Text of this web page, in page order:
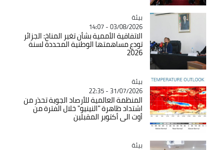
Catégorie
بيئة
03/08/2026 - 14:07
الاتفاقية الأممية بشأن تغير المناخ: الجزائر
تودع مساهمتها الوطنية المحددة لسنة
2026
Catégorie
بيئة
31/07/2026 - 22:35
المنظمة العالمية للأرصاد الجوية تحذر من
اشتداد ظاهرة "النينيو" خلال الفترة من
أوت الى أكتوبر المقبلين
Catégorie
بيئة